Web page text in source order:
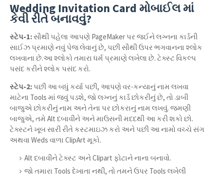
Wedding Invitation Card મોબાઈલ માં
કેવી રીતે બનાવવું?
સ્ટેપ-1:સૌથી પહેલા આપણે PageMaker પર જઈને લગ્નના કાર્ડની
સાઈઝ પ્રમાણે નવું પેજ લેવાનું છે, પછી સૌથી ઉપર ભગવાનના શ્લોક
લખવાના છે.આ શ્લોકો તમારા ધર્મ પ્રમાણે લખેલા છે. ટેક્સ્ટ વિકલ્પ
પસંદ કરીને શ્લોક પસંદ કરો.
સ્ટેપ-2: પછી આ બધું કર્યા પછી, આપણે વર-કન્યાનું નામ લખવા
માટેના Tools માં જવું પડશે, જો લગ્નનું કાર્ડ છોકરીનું છે, તો ડાબી
બાજુએ છોકરીનું નામ અને તેના પર છોકરાનું નામ લખવું. જમણી
બાજુએ, તમે Alt દબાવીને અને માઉસની મદદથી આ કરી શકો છો.
ટેક્સ્ટને ખૂબ સારી રીતે કસ્ટમાઇઝ કરો અને પછી આ નામો વચ્ચે સંગ
અથવા Weds વાળા ClipArt મૂકો.
Alt દબાવીને ટેક્સ્ટ અને Clipart ફોટાને નાના બનાવો.
જો તમારા Tools દેખાતા નથી, તો તમને ઉપર Tools લખેલી